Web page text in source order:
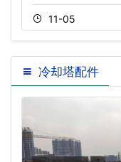
11-05
冷却塔配件